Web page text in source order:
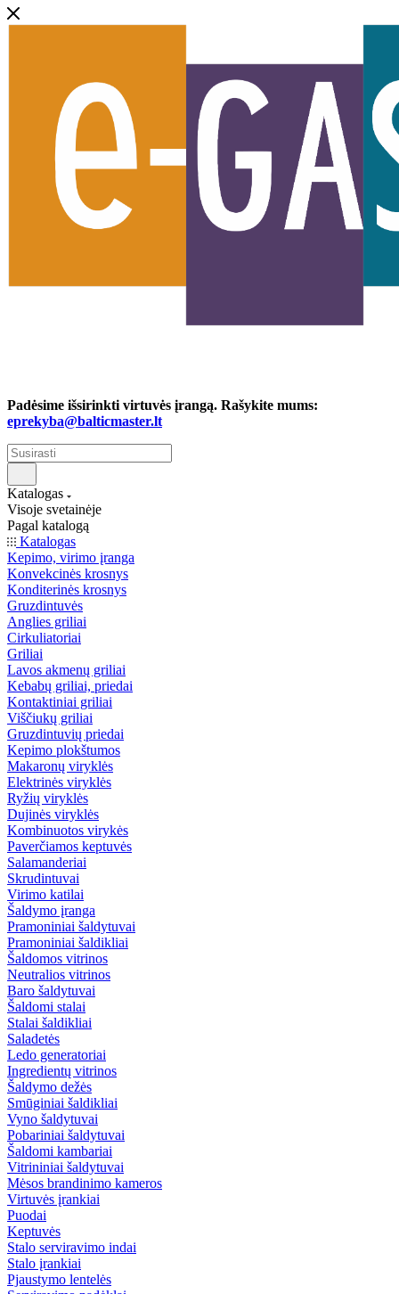
Padėsime išsirinkti virtuvės įrangą. Rašykite mums:
eprekyba@balticmaster.lt
Katalogas
Visoje svetainėje
Pagal katalogą
Katalogas
Kepimo, virimo įranga
Konvekcinės krosnys
Konditerinės krosnys
Gruzdintuvės
Anglies griliai
Cirkuliatoriai
Griliai
Lavos akmenų griliai
Kebabų griliai, priedai
Kontaktiniai griliai
Viščiukų griliai
Gruzdintuvių priedai
Kepimo plokštumos
Makaronų viryklės
Elektrinės viryklės
Ryžių viryklės
Dujinės viryklės
Kombinuotos virykės
Paverčiamos keptuvės
Salamanderiai
Skrudintuvai
Virimo katilai
Šaldymo įranga
Pramoniniai šaldytuvai
Pramoniniai šaldikliai
Šaldomos vitrinos
Neutralios vitrinos
Baro šaldytuvai
Šaldomi stalai
Stalai šaldikliai
Saladetės
Ledo generatoriai
Ingredientų vitrinos
Šaldymo dežės
Smūginiai šaldikliai
Vyno šaldytuvai
Pobariniai šaldytuvai
Šaldomi kambariai
Vitrininiai šaldytuvai
Mėsos brandinimo kameros
Virtuvės įrankiai
Puodai
Keptuvės
Stalo serviravimo indai
Stalo įrankiai
Pjaustymo lentelės